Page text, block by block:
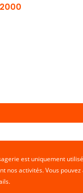
est uniquement
nos activités. Vous